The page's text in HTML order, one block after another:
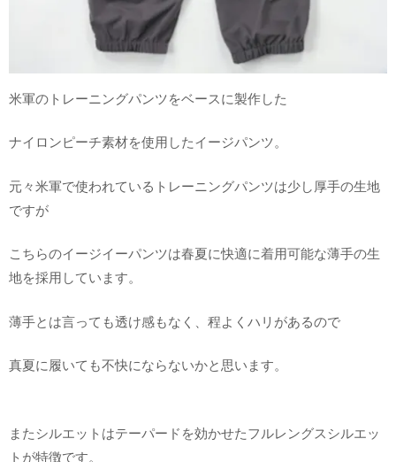
米軍のトレーニングパンツをベースに製作した
ナイロンピーチ素材を使用したイージパンツ。
元々米軍で使われているトレーニングパンツは少し厚手の生地
ですが
こちらのイージイーパンツは春夏に快適に着用可能な薄手の生
地を採用しています。
薄手とは言っても透け感もなく、程よくハリがあるので
真夏に履いても不快にならないかと思います。
またシルエットはテーパードを効かせたフルレングスシルエッ
トが特徴です。